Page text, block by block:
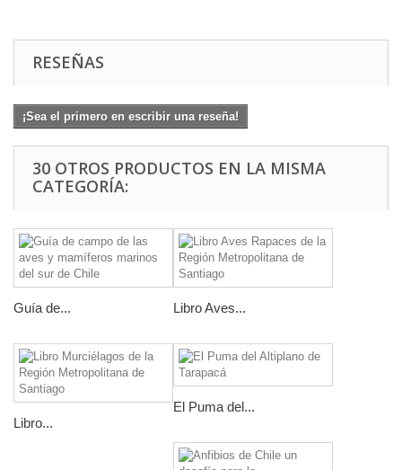
RESEÑAS
¡Sea el primero en escribir una reseña!
30 OTROS PRODUCTOS EN LA MISMA
CATEGORÍA:
Guía de... Libro Aves...
Libro...
El Puma del...